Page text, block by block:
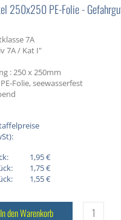
250x250 PE-Folie -
7A
7A / Kat I"
: 250 x 250mm
Folie, seewasserfest
1,95 €
1,75 €
1,55 €
In den Warenkorb